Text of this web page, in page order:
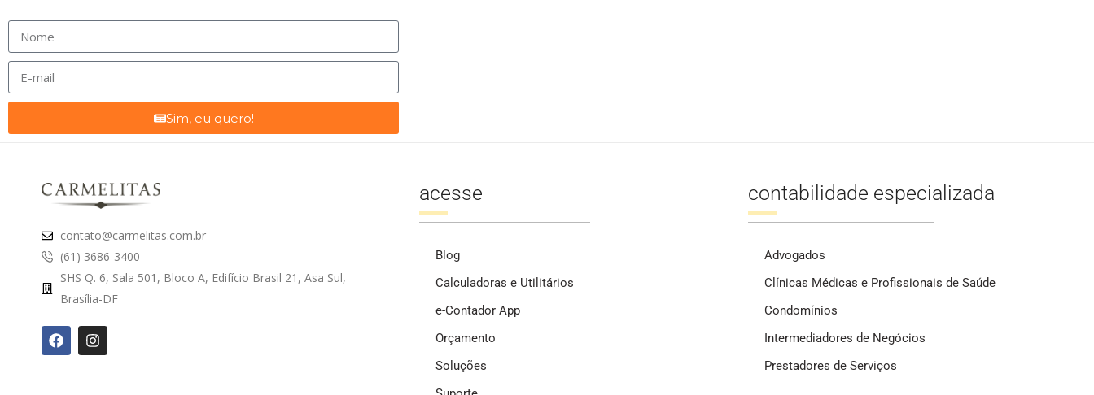
Sim, eu quero!
contato@carmelitas.com.br
(61) 3686-3400
SHS Q. 6, Sala 501, Bloco A, Edifício Brasil 21, Asa Sul,
Brasília-DF
acesse
Blog
Calculadoras e Utilitários
e-Contador App
Orçamento
Soluções
contabilidade especializada
Advogados
Clínicas Médicas e Profissionais de Saúde
Condomínios
Intermediadores de Negócios
Prestadores de Serviços